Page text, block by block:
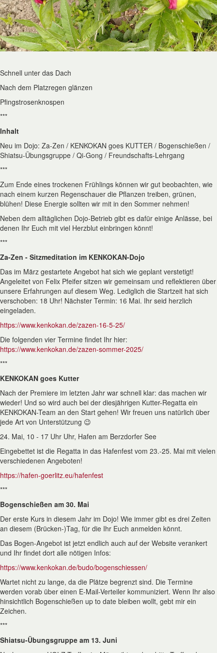
Schnell unter das Dach
Nach dem Platzregen glänzen
Pfingstrosenknospen
***
Inhalt
Neu im Dojo: Za-Zen / KENKOKAN goes KUTTER / Bogenschießen /
Shiatsu-Übungsgruppe / Qi-Gong / Freundschafts-Lehrgang
***
Zum Ende eines trockenen Frühlings können wir gut beobachten, wie
nach einem kurzen Regenschauer die Pflanzen treiben, grünen,
blühen! Diese Energie sollten wir mit in den Sommer nehmen!
Neben dem alltäglichen Dojo-Betrieb gibt es dafür einige Anlässe, bei
denen Ihr Euch mit viel Herzblut einbringen könnt!
***
Za-Zen - Sitzmeditation im KENKOKAN-Dojo
Das im März gestartete Angebot hat sich wie geplant verstetigt!
Angeleitet von Felix Pfeifer sitzen wir gemeinsam und reflektieren über
unsere Erfahrungen auf diesem Weg. Lediglich die Startzeit hat sich
verschoben: 18 Uhr! Nächster Termin: 16 Mai. Ihr seid herzlich
eingeladen.
https://www.kenkokan.de/zazen-16-5-25/
Die folgenden vier Termine findet Ihr hier:
https://www.kenkokan.de/zazen-sommer-2025/
***
KENKOKAN goes Kutter
Nach der Premiere im letzten Jahr war schnell klar: das machen wir
wieder! Und so wird auch bei der diesjährigen Kutter-Regatta ein
KENKOKAN-Team an den Start gehen! Wir freuen uns natürlich über
jede Art von Unterstützung 😉
24. Mai, 10 - 17 Uhr Uhr, Hafen am Berzdorfer See
Eingebettet ist die Regatta in das Hafenfest vom 23.-25. Mai mit vielen
verschiedenen Angeboten!
https://hafen-goerlitz.eu/hafenfest
***
Bogenschießen am 30. Mai
Der erste Kurs in diesem Jahr im Dojo! Wie immer gibt es drei Zeiten
an diesem (Brücken-)Tag, für die Ihr Euch anmelden könnt.
Das Bogen-Angebot ist jetzt endlich auch auf der Website verankert
und Ihr findet dort alle nötigen Infos:
https://www.kenkokan.de/budo/bogenschiessen/
Wartet nicht zu lange, da die Plätze begrenzt sind. Die Termine
werden vorab über einen E-Mail-Verteiler kommuniziert. Wenn Ihr also
hinsichtlich Bogenschießen up to date bleiben wollt, gebt mir ein
Zeichen.
***
Shiatsu-Übungsgruppe am 13. Juni